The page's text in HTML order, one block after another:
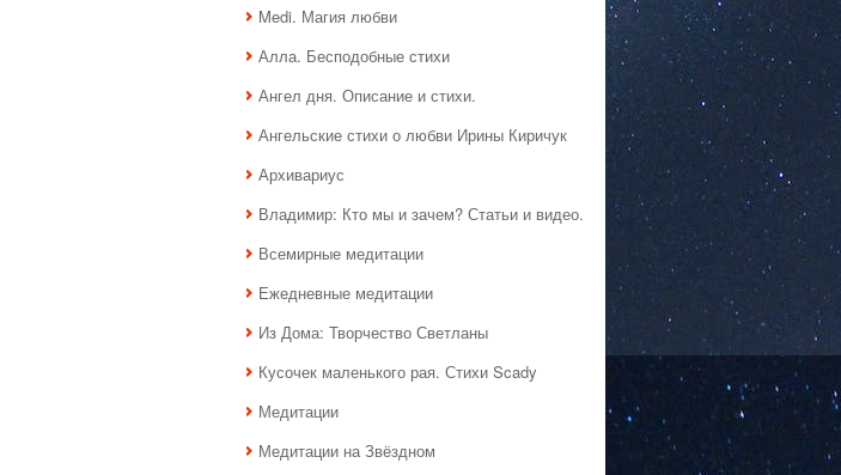
Medi. Магия любви
Алла. Бесподобные стихи
Ангел дня. Описание и стихи.
Ангельские стихи о любви Ирины Киричук
Архивариус
Владимир: Кто мы и зачем? Статьи и видео.
Всемирные медитации
Ежедневные медитации
Из Дома: Творчество Светланы
Кусочек маленького рая. Стихи Scady
Медитации
Медитации на Звёздном